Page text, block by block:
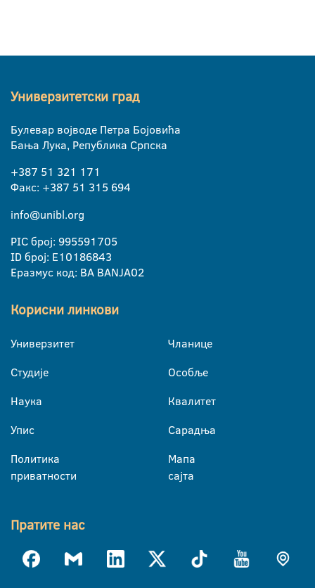
Универзитетски град
Булевар војводе Петра Бојовића
Бања Лука, Република Српска
+387 51 321 171
Факс: +387 51 315 694
info@unibl.org
PIC број: 995591705
ID број: E10186843
Еразмус код: BA BANJA02
Корисни линкови
Универзитет
Студије
Наука
Упис
Политика
приватности
Чланице
Особље
Квалитет
Сарадња
Мапа
сајта
Пратите нас